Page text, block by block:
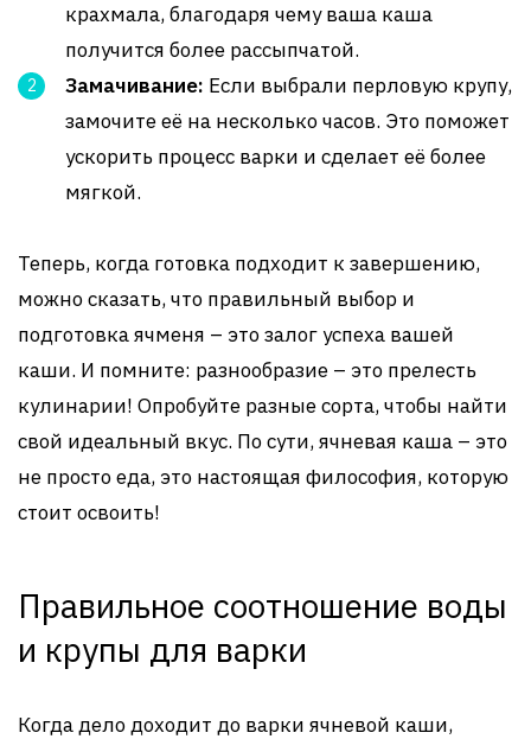
крахмала, благодаря чему ваша каша
получится более рассыпчатой.
Замачивание: Если выбрали перловую крупу,
замочите её на несколько часов. Это поможет
ускорить процесс варки и сделает её более
мягкой.
Теперь, когда готовка подходит к завершению,
можно сказать, что правильный выбор и
подготовка ячменя – это залог успеха вашей
каши. И помните: разнообразие – это прелесть
кулинарии! Опробуйте разные сорта, чтобы найти
свой идеальный вкус. По сути, ячневая каша – это
не просто еда, это настоящая философия, которую
стоит освоить!
Правильное соотношение воды
и крупы для варки
Когда дело доходит до варки ячневой каши,